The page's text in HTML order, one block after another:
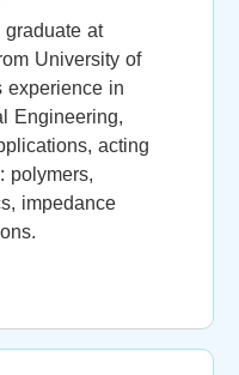
graduate at
University of
experience in
Engineering,
acting
polymers,
impedance